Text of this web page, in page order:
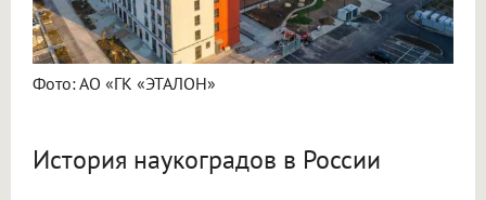
Фото: АО «ГК «ЭТАЛОН»
История наукоградов в России